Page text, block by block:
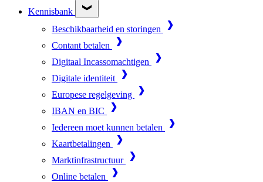
Kennisbank
Beschikbaarheid en storingen
Contant betalen
Digitaal Incassomachtigen
Digitale identiteit
Europese regelgeving
IBAN en BIC
Iedereen moet kunnen betalen
Kaartbetalingen
Marktinfrastructuur
Online betalen